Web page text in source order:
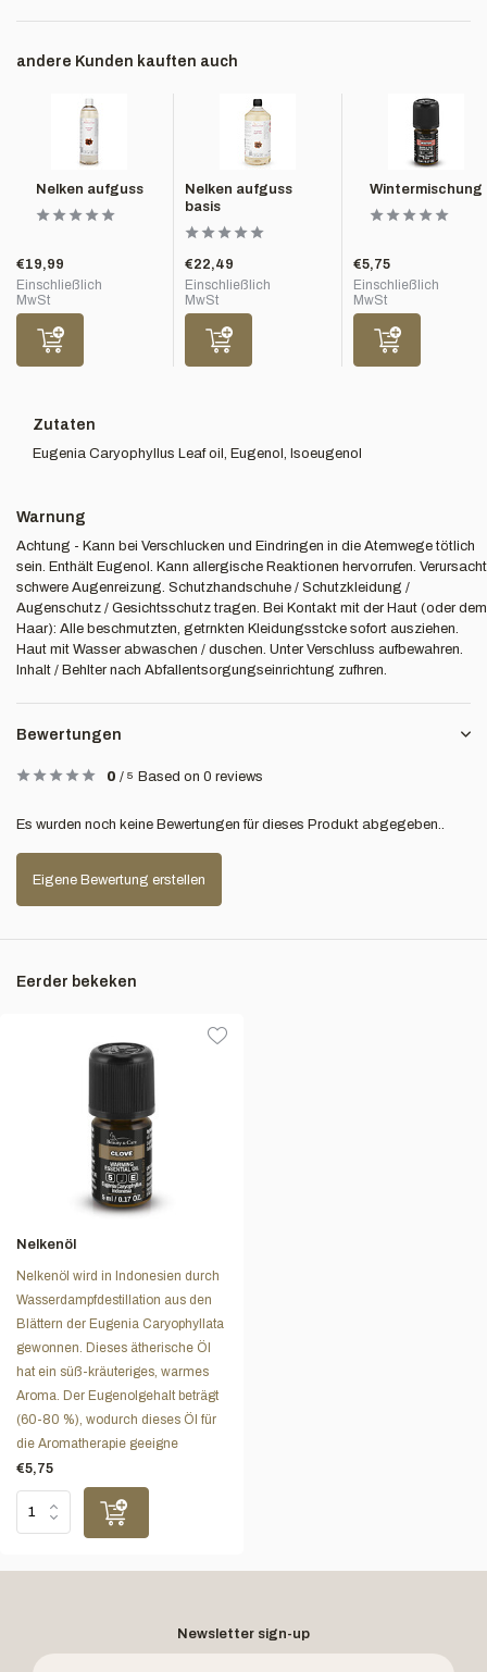
andere Kunden kauften auch
Nelken aufguss
€19,99
Einschließlich
MwSt
Nelken aufguss
basis
€22,49
Einschließlich
MwSt
Wintermischung
€5,75
Einschließlich
MwSt
Zutaten
Eugenia Caryophyllus Leaf oil, Eugenol, Isoeugenol
Warnung
Achtung - Kann bei Verschlucken und Eindringen in die Atemwege tötlich
sein. Enthält Eugenol. Kann allergische Reaktionen hervorrufen. Verursacht
schwere Augenreizung. Schutzhandschuhe / Schutzkleidung /
Augenschutz / Gesichtsschutz tragen. Bei Kontakt mit der Haut (oder dem
Haar): Alle beschmutzten, getrnkten Kleidungsstcke sofort ausziehen.
Haut mit Wasser abwaschen / duschen. Unter Verschluss aufbewahren.
Inhalt / Behlter nach Abfallentsorgungseinrichtung zufhren.
Bewertungen
0 / 5 Based on 0 reviews
Es wurden noch keine Bewertungen für dieses Produkt abgegeben..
Eigene Bewertung erstellen
Eerder bekeken
Nelkenöl
Nelkenöl wird in Indonesien durch
Wasserdampfdestillation aus den
Blättern der Eugenia Caryophyllata
gewonnen. Dieses ätherische Öl
hat ein süß-kräuteriges, warmes
Aroma. Der Eugenolgehalt beträgt
(60-80 %), wodurch dieses Öl für
die Aromatherapie geeigne
€5,75
Newsletter sign-up